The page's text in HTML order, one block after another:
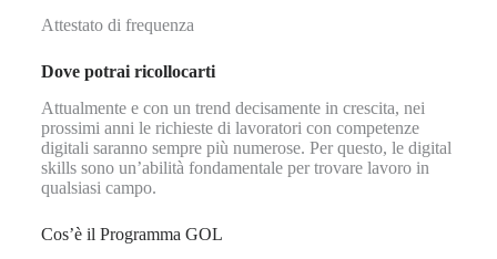
Attestato di frequenza
Dove potrai ricollocarti
Attualmente e con un trend decisamente in crescita, nei
prossimi anni le richieste di lavoratori con competenze
digitali saranno sempre più numerose. Per questo, le digital
skills sono un’abilità fondamentale per trovare lavoro in
qualsiasi campo.
Cos’è il Programma GOL